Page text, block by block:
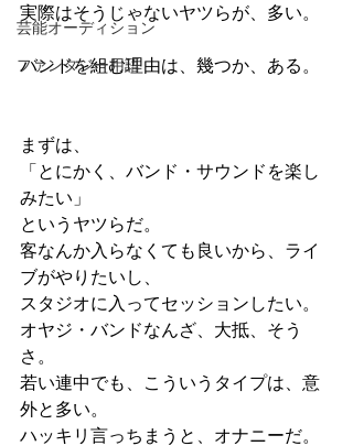
芸能オーディション
ファンタジー用語
実際はそうじゃないヤツらが、多い。
バンドを組む理由は、幾つか、ある。
まずは、
「とにかく、バンド・サウンドを楽し
みたい」
というヤツらだ。
客なんか入らなくても良いから、ライ
ブがやりたいし、
スタジオに入ってセッションしたい。
オヤジ・バンドなんざ、大抵、そう
さ。
若い連中でも、こういうタイプは、意
外と多い。
ハッキリ言っちまうと、オナニーだ。